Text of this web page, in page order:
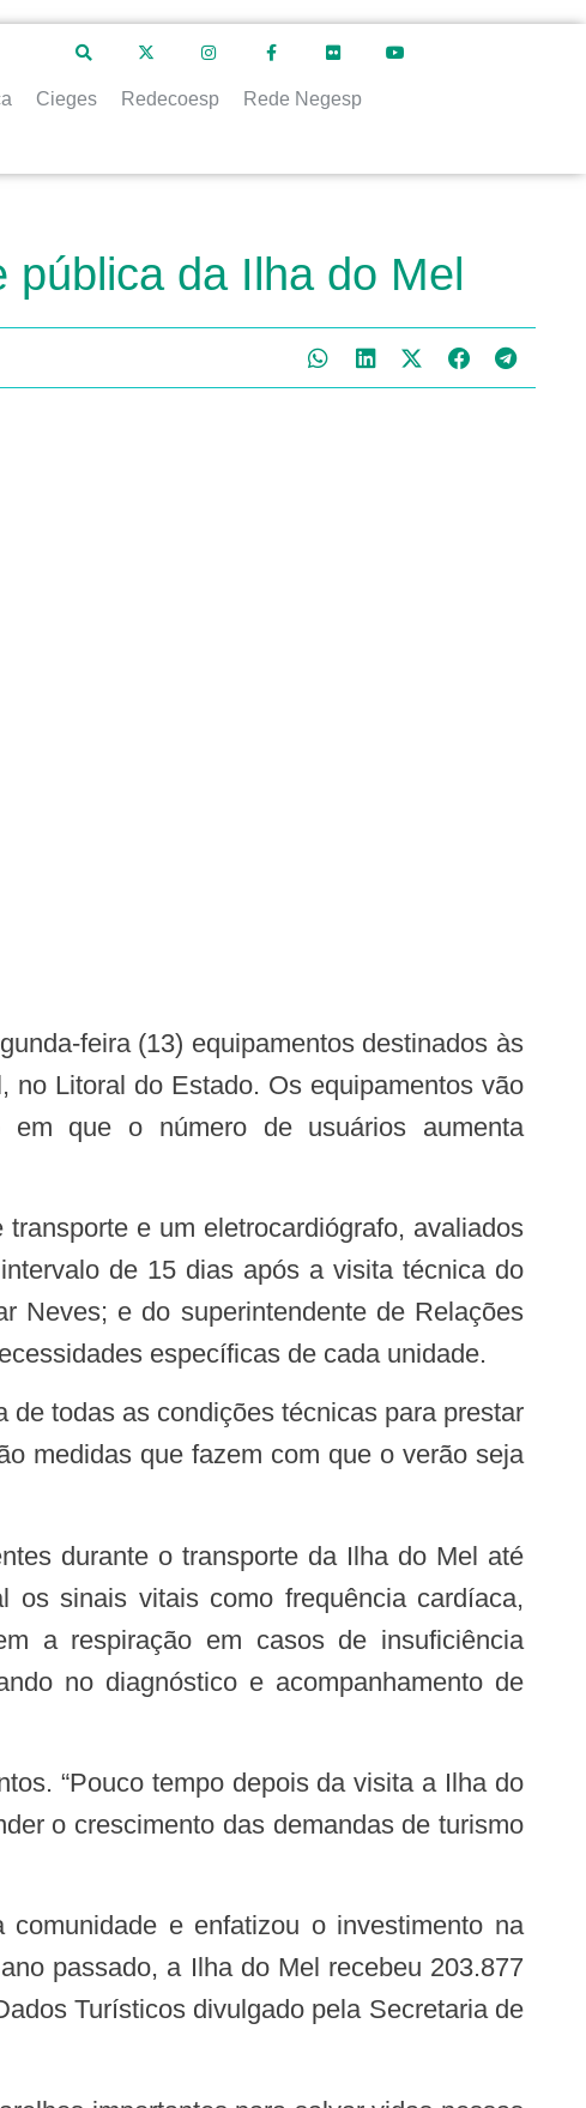
Cieges Redecoesp Rede Negesp
pública da Ilha do Mel
Litoral do Estado. Os equipamentos vão
em que o número de usuários aumenta
de 15 dias após a visita técnica do
Neves; e do superintendente de Relações
específicas de cada unidade.
medidas que fazem com que o verão seja
os sinais vitais como frequência cardíaca,
a respiração em casos de insuficiência
no diagnóstico e acompanhamento de
o crescimento das demandas de turismo
passado, a Ilha do Mel recebeu 203.877
Turísticos divulgado pela Secretaria de